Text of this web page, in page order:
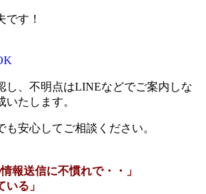
です！
し、不明点はLINEなどでご案内しな
たします。
安心してご相談ください。
報送信に不慣れで・・」
いる」